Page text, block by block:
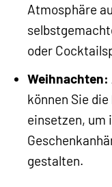
Atmosphäre
oder
Weihnachten:
können Sie die
einsetzen, um
gestalten.